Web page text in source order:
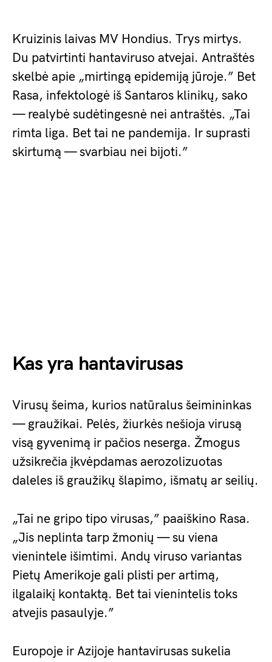
Kruizinis laivas MV Hondius. Trys mirtys.
Du patvirtinti hantaviruso atvejai. Antraštės
skelbė apie „mirtingą epidemiją jūroje.” Bet
Rasa, infektologė iš Santaros klinikų, sako
— realybė sudėtingesnė nei antraštės. „Tai
rimta liga. Bet tai ne pandemija. Ir suprasti
skirtumą — svarbiau nei bijoti.”
Kas yra hantavirusas
Virusų šeima, kurios natūralus šeimininkas
— graužikai. Pelės, žiurkės nešioja virusą
visą gyvenimą ir pačios neserga. Žmogus
užsikrečia įkvėpdamas aerozolizuotas
daleles iš graužikų šlapimo, išmatų ar seilių.
„Tai ne gripo tipo virusas,” paaiškino Rasa.
„Jis neplinta tarp žmonių — su viena
vienintele išimtimi. Andų viruso variantas
Pietų Amerikoje gali plisti per artimą,
ilgalaikį kontaktą. Bet tai vienintelis toks
atvejis pasaulyje.”
Europoje ir Azijoje hantavirusas sukelia